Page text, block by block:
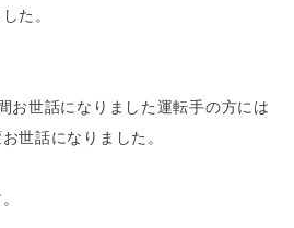
た。
お世話になりました運転手の方には
世話になりました。